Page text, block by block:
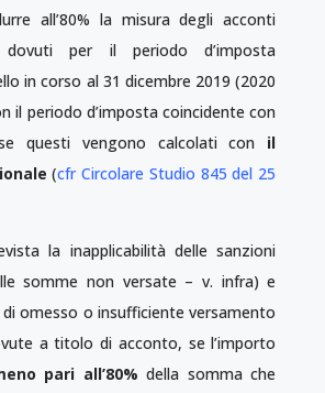
all’80% la misura degli acconti
per il periodo d’imposta
in corso al 31 dicembre 2019 (2020
il periodo d’imposta coincidente con
questi vengono calcolati con il
(cfr Circolare Studio 845 del 25
la inapplicabilità delle sanzioni
somme non versate – v. infra) e
omesso o insufficiente versamento
a titolo di acconto, se l’importo
pari all’80% della somma che